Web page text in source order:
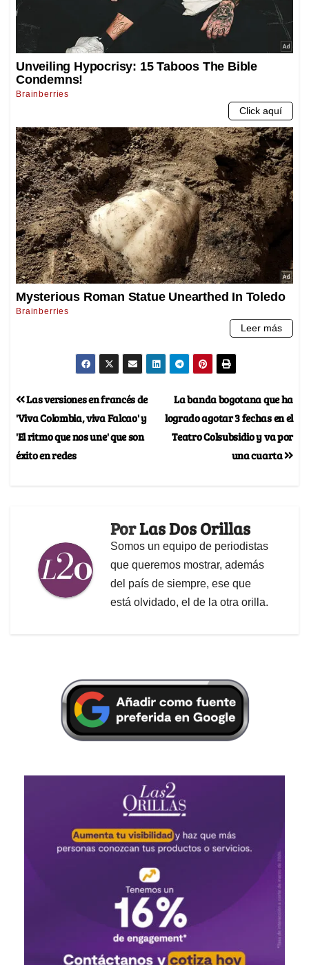
La banda bogotana que ha
logrado agotar 3 fechas en el
Teatro Colsubsidio y va por
una cuarta
Las versiones en francés de
'Viva Colombia, viva Falcao' y
'El ritmo que nos une' que son
éxito en redes
PorLas Dos Orillas
Somos un equipo de periodistas
que queremos mostrar, además
del país de siempre, ese que
está olvidado, el de la otra orilla.